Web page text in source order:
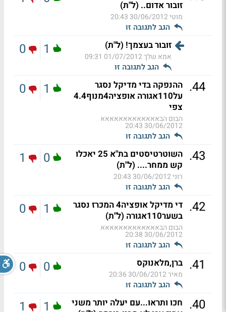
זובור אדום.. (ל"ת)
מוטי30/06/2012 20:43
הגב לתגובה זו
זובור בעצמך! (ל"ת)
אמא שלך01/07/2012 09:31
הגב לתגובה זו
1
0
44
. ההנפקה בדי מדיקל נסגר
על110אגורה אופציה4מנוף4.4
צפי
הבום הבאאאאאאאאאאאאא
30/06/2012 20:43
הגב לתגובה זו
1
0
43
.
השוטרטיסטים בת"א 25 יאכלו
קש ממחר.... (ל"ת)
רוני30/06/2012 20:43
הגב לתגובה זו
0
1
42
.
די מדיקל אופציה4 המכרז נסגר
בשער110אגורה (ל"ת)
הבום הבאאאאאאאאאאאאא
30/06/2012 20:38
הגב לתגובה זו
1
0
41
. ברן,מלאנוקס
מאיר30/06/2012 20:36
הגב לתגובה זו
0
0
40
. חכו ותראו...עם יעלה יותר משני
1
1